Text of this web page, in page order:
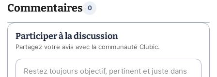
Commentaires 0
Participer à la discussion
Partagez votre avis avec la communauté Clubic.